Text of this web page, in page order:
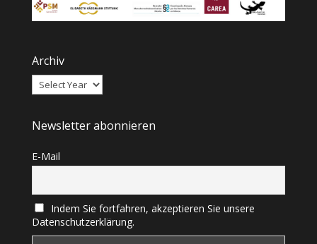
Archiv
Newsletter abonnieren
E-Mail
Indem Sie fortfahren, akzeptieren Sie unsere
Datenschutzerklärung.